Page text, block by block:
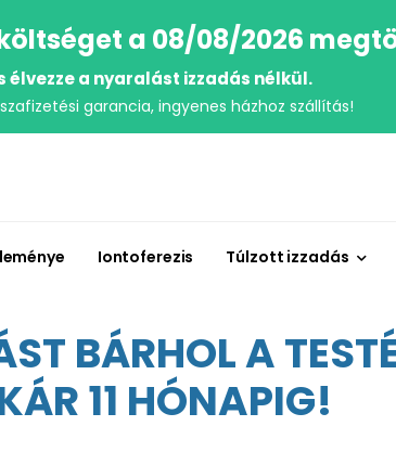
a 08/08/2026
élvezze a nyaralást izzadás nélkül.
garancia, ingyenes házhoz szállítás!
Iontoferezis Túlzott izzadás
BÁRHOL A
11 HÓNAPIG!